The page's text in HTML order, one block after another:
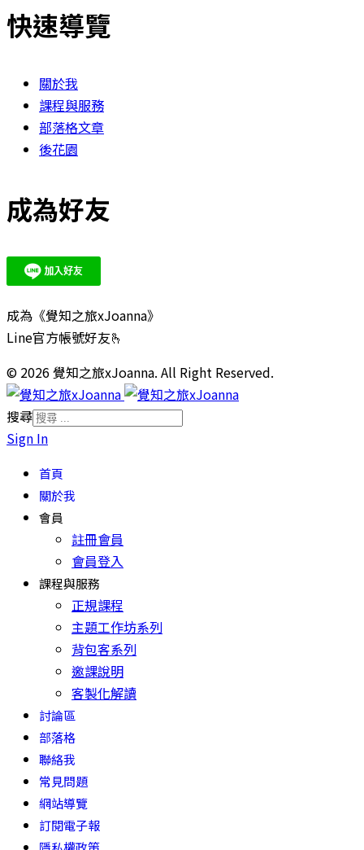
快速導覽
關於我
課程與服務
部落格文章
後花園
成為好友
成為《覺知之旅xJoanna》
Line官方帳號好友🫰
© 2026 覺知之旅xJoanna. All Right Reserved.
搜尋
Sign In
首頁
關於我
會員
註冊會員
會員登入
課程與服務
正規課程
主題工作坊系列
背包客系列
邀課說明
客製化解讀
討論區
部落格
聯絡我
常見問題
網站導覽
訂閱電子報